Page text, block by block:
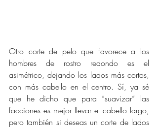
Otro corte de pelo que favorece a los
hombres de rostro redondo es el
asimétrico, dejando los lados más cortos,
con más cabello en el centro. Sí, ya sé
que he dicho que para “suavizar” las
facciones es mejor llevar el cabello largo,
pero también si deseas un corte de lados